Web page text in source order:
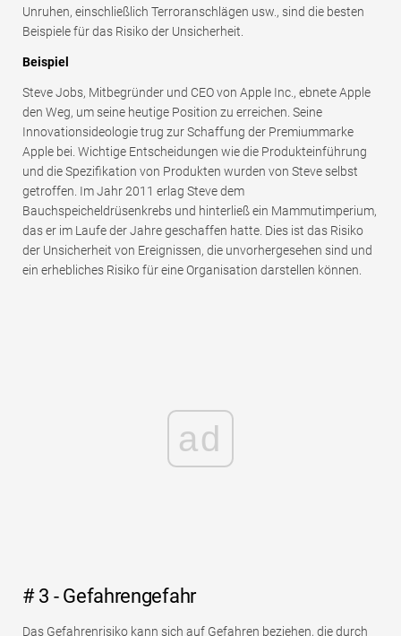
Unruhen, einschließlich Terroranschlägen usw., sind die besten
Beispiele für das Risiko der Unsicherheit.
Beispiel
Steve Jobs, Mitbegründer und CEO von Apple Inc., ebnete Apple
den Weg, um seine heutige Position zu erreichen. Seine
Innovationsideologie trug zur Schaffung der Premiummarke
Apple bei. Wichtige Entscheidungen wie die Produkteinführung
und die Spezifikation von Produkten wurden von Steve selbst
getroffen. Im Jahr 2011 erlag Steve dem
Bauchspeicheldrüsenkrebs und hinterließ ein Mammutimperium,
das er im Laufe der Jahre geschaffen hatte. Dies ist das Risiko
der Unsicherheit von Ereignissen, die unvorhergesehen sind und
ein erhebliches Risiko für eine Organisation darstellen können.
ad
# 3 - Gefahrengefahr
Das Gefahrenrisiko kann sich auf Gefahren beziehen, die durch